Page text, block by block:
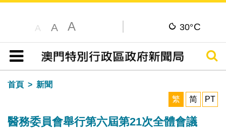
A A A 30°C
目錄
搜尋
首頁
新聞
繁
简 PT
醫務委員會舉行第六屆第21次全體會議